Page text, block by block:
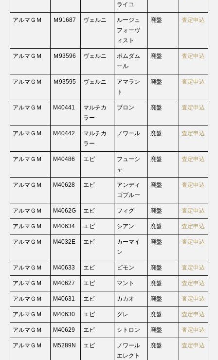
ライユ
アルマＧＭ Ｍ91687 ヴェルニ
ルージュ
フォーヴ
ィスト
廃盤 査定申込
アルマＧＭ Ｍ93596 ヴェルニ
ポムダム
ール
廃盤 査定申込
アルマＧＭ Ｍ93595 ヴェルニ
アマラン
ト
廃盤 査定申込
アルマＧＭ M40441
マルチカ
ラー
ブロン 廃盤 査定申込
アルマＧＭ M40442
マルチカ
ラー
ノワール 廃盤 査定申込
アルマＧＭ M40486 エピ
フューシ
ャ
廃盤 査定申込
アルマＧＭ M40628 エピ
アンディ
ゴブルー
廃盤 査定申込
アルマＧＭ M4062G エピ フィグ 廃盤 査定申込
アルマＧＭ M40634 エピ シアン 廃盤 査定申込
アルマＧＭ M4032E エピ
カーマイ
ン
廃盤 査定申込
アルマＧＭ M40633 エピ ピモン 廃盤 査定申込
アルマＧＭ M40627 エピ マント 廃盤 査定申込
アルマＧＭ M40631 エピ カカオ 廃盤 査定申込
アルマＧＭ M40630 エピ グレ 廃盤 査定申込
アルマＧＭ M40629 エピ シトロン 廃盤 査定申込
アルマＧＭ M5289N エピ
ノワール
エレクト
廃盤 査定申込